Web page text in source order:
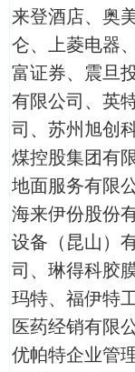
来登酒店、奥
仑、上菱电器
富证券、震旦
有限公司、英
司、苏州旭创
煤控股集团有
地面服务有限
海来伊份股份
设备（昆山）
司、琳得科胶
玛特、福伊特
医药经销有限
优帕特企业管